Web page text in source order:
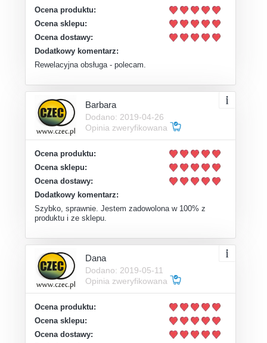
Ocena produktu:
Ocena sklepu:
Ocena dostawy:
Dodatkowy komentarz:
Rewelacyjna obsługa - polecam.
Barbara
Dodano: 2019-04-26
Opinia zweryfikowana
Ocena produktu:
Ocena sklepu:
Ocena dostawy:
Dodatkowy komentarz:
Szybko, sprawnie. Jestem zadowolona w 100% z
produktu i ze sklepu.
Dana
Dodano: 2019-05-11
Opinia zweryfikowana
Ocena produktu:
Ocena sklepu:
Ocena dostawy: